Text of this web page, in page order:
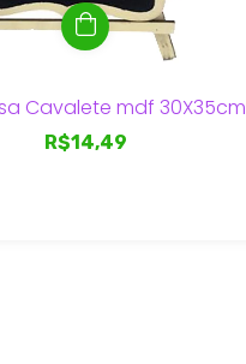
Cavalete mdf 30X35cm
R$14,49